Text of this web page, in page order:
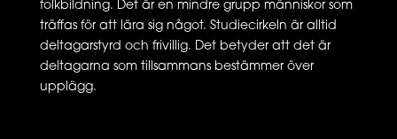
folkbildning. Det är en mindre grupp människor som
träffas för att lära sig något. Studiecirkeln är alltid
deltagarstyrd och frivillig. Det betyder att det är
deltagarna som tillsammans bestämmer över
upplägg.